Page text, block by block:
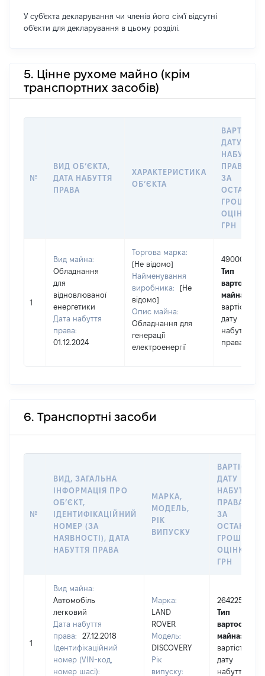
У суб'єкта декларування чи членів його сім'ї відсутні
об'єкти для декларування в цьому розділі.
5. Цінне рухоме майно (крім
транспортних засобів)
№
ВИД ОБʼЄКТА,
ДАТА НАБУТТЯ
ПРАВА
ХАРАКТЕРИСТИКА
ОБʼЄКТА
ВАРТІСТЬ
ДАТУ
НАБУТТЯ
ПРАВА
ЗА
ОЦІНКОЮ,
ГРН
1
Вид майна:
Обладнання
для
відновлюваної
енергетики
Дата набуття
права:
01.12.2024
Торгова марка:
[Не відомо]
Найменування
виробника:
[Не
відомо]
Опис майна:
Обладнання для
генерації
електроенергії
490000
Тип
вартості
майна:
вартість на
дату
набуття
права
6. Транспортні засоби
№
ВИД, ЗАГАЛЬНА
ІНФОРМАЦІЯ ПРО
ОБʼЄКТ,
ІДЕНТИФІКАЦІЙНИЙ
НОМЕР (ЗА
НАЯВНОСТІ), ДАТА
НАБУТТЯ ПРАВА
МАРКА,
МОДЕЛЬ,
РІК
ВИПУСКУ
ВАРТІСТЬ
ДАТУ
НАБУТТЯ
ПРАВА АБО
ЗА
ОЦІНКОЮ,
ГРН
1
Вид майна:
Автомобіль
легковий
Дата набуття
права:
27.12.2018
Ідентифікаційний
номер (VIN-код,
номер шасі):
Марка:
LAND
ROVER
Модель:
DISCOVERY
Рік
випуску:
264225
Тип
вартості
майна:
вартість на
дату
набуття